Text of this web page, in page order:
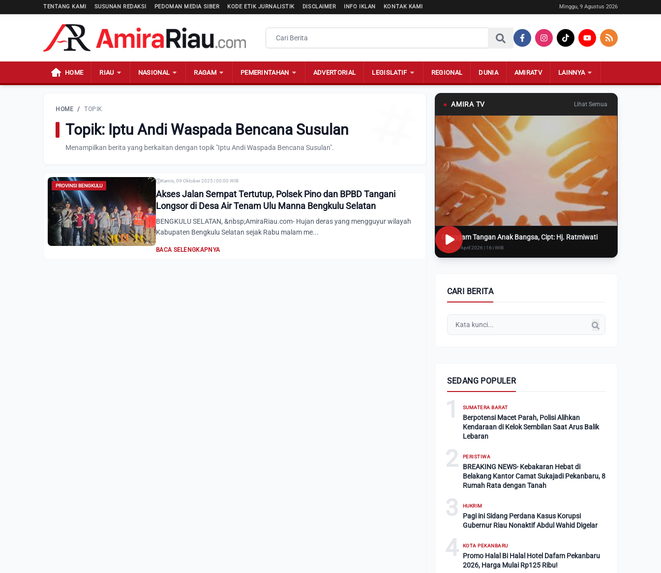
TENTANG KAMI SUSUNAN REDAKSI PEDOMAN MEDIA SIBER KODE ETIK JURNALISTIK DISCLAIMER INFO IKLAN KONTAK KAMI Minggu, 9 Agustus 2026
HOME RIAU NASIONAL RAGAM PEMERINTAHAN ADVERTORIAL LEGISLATIF REGIONAL DUNIA AMIRATV LAINNYA
HOME / TOPIK
Topik: Iptu Andi Waspada Bencana Susulan
Menampilkan berita yang berkaitan dengan topik "Iptu Andi Waspada Bencana Susulan".
PROVINSI BENGKULU
Kamis, 09 Oktober 2025 | 00:00 WIB
Akses Jalan Sempat Tertutup, Polsek Pino dan BPBD Tangani
Longsor di Desa Air Tenam Ulu Manna Bengkulu Selatan
BENGKULU SELATAN, &nbsp;AmiraRiau.com- Hujan deras yang mengguyur wilayah
Kabupaten Bengkulu Selatan sejak Rabu malam me...
BACA SELENGKAPNYA
● AMIRA TV Lihat Semua
Genggam Tangan Anak Bangsa, Cipt: Hj. Ratmiwati
Rabu, 8 April 2026 | 16:i WIB
CARI BERITA
SEDANG POPULER
1 SUMATERA BARAT
Berpotensi Macet Parah, Polisi Alihkan
Kendaraan di Kelok Sembilan Saat Arus Balik
Lebaran
2 PERISTIWA
BREAKING NEWS- Kebakaran Hebat di
Belakang Kantor Camat Sukajadi Pekanbaru, 8
Rumah Rata dengan Tanah
3 HUKRIM
Pagi ini Sidang Perdana Kasus Korupsi
Gubernur Riau Nonaktif Abdul Wahid Digelar
4 KOTA PEKANBARU
Promo Halal Bi Halal Hotel Dafam Pekanbaru
2026, Harga Mulai Rp125 Ribu!